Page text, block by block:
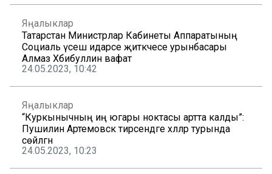
Яңалыклар
Татарстан Министрлар Кабинеты Аппаратының
Социаль үсеш идарәсе җитәкчесе урынбасары
Алмаз Хәбибуллин вафат
24.05.2023, 10:42
Яңалыклар
“Куркынычның иң югары ноктасы артта калды”:
Пушилин Артемовск тирәсендәге хәлләр турында
сөйләгән
24.05.2023, 10:23